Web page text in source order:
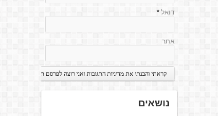
דואל *
אתר
נושאים